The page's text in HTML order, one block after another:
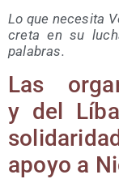
Lo que nece­si­ta
cre­ta en su
palabras.
Las
y del
apo­yo a